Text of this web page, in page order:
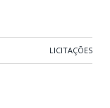
LICITAÇÕES